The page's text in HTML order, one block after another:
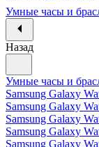
Умные часы и
Назад
Умные часы и
Samsung Galaxy
Samsung Galaxy
Samsung Galaxy
Samsung Galaxy
Samsung Galaxy